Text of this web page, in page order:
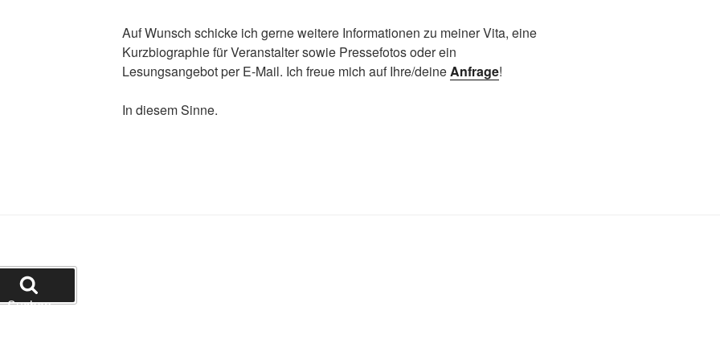
Auf Wunsch schicke ich gerne weitere Informationen zu meiner Vita, eine
Kurzbiographie für Veranstalter sowie Pressefotos oder ein
Lesungsangebot per E-Mail. Ich freue mich auf Ihre/deineAnfrage!
In diesem Sinne.
Suchen